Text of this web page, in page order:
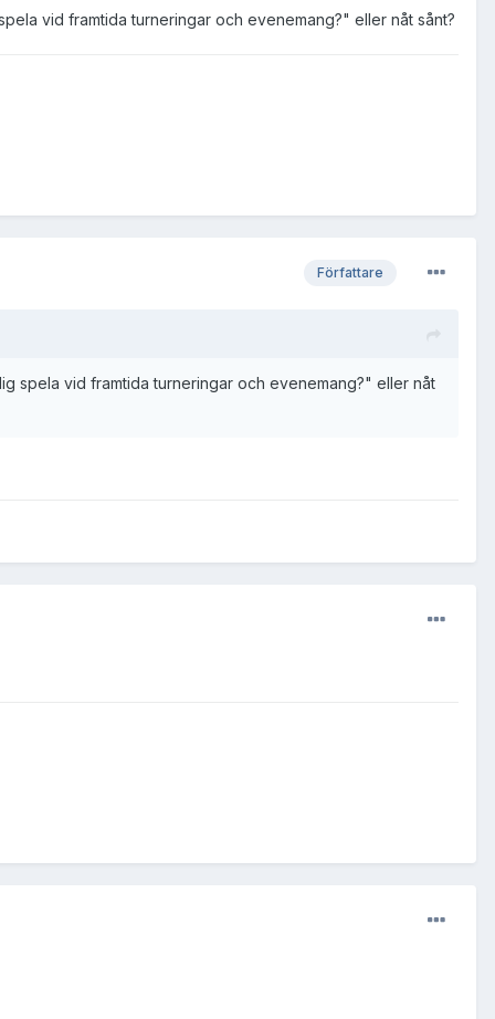
vid framtida turneringar och evenemang?" eller nåt sånt?
Författare
spela vid framtida turneringar och evenemang?" eller nåt